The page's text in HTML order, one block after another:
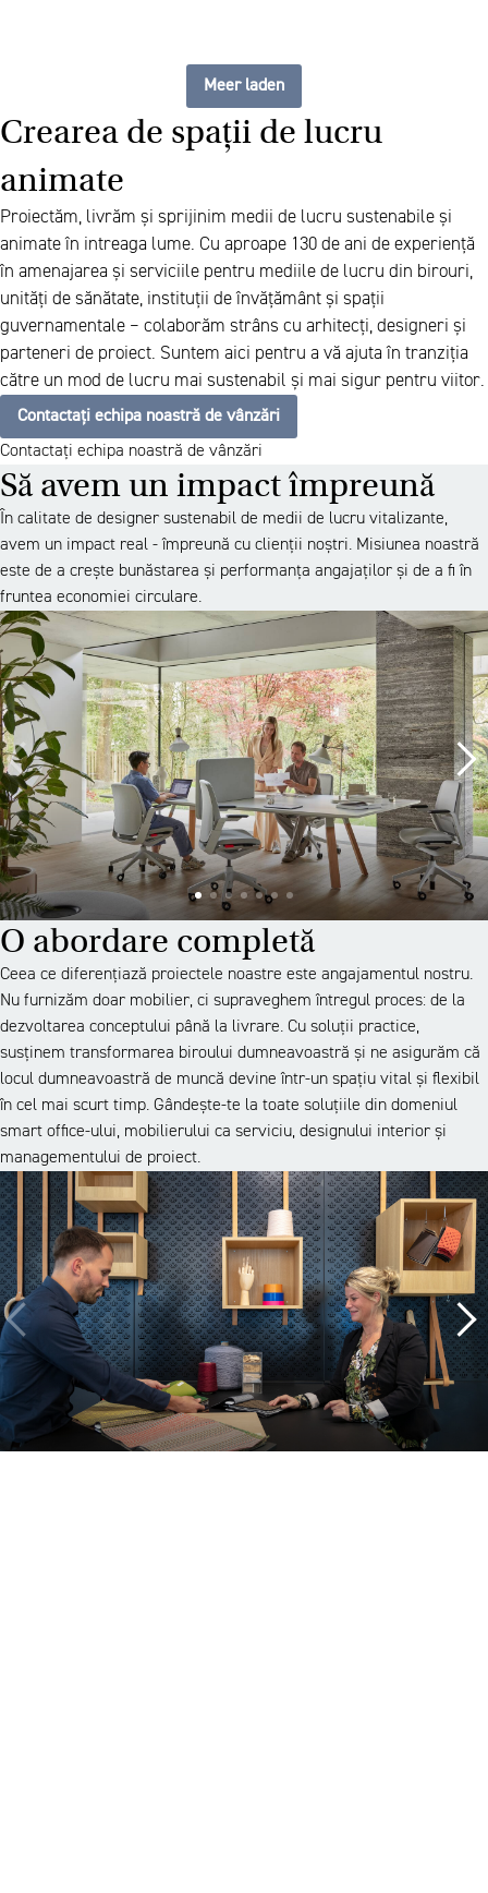
Meer laden
Crearea de spații de lucru
animate
Proiectăm, livrăm și sprijinim medii de lucru sustenabile și
animate în intreaga lume. Cu aproape 130 de ani de experiență
în amenajarea și serviciile pentru mediile de lucru din birouri,
unități de sănătate, instituții de învățământ și spații
guvernamentale – colaborăm strâns cu arhitecți, designeri și
parteneri de proiect. Suntem aici pentru a vă ajuta în tranziția
către un mod de lucru mai sustenabil și mai sigur pentru viitor.
Contactați echipa noastră de vânzări
Contactați echipa noastră de vânzări
Să avem un impact împreună
În calitate de designer sustenabil de medii de lucru vitalizante,
avem un impact real - împreună cu clienții noștri. Misiunea noastră
este de a crește bunăstarea și performanța angajaților și de a fi în
fruntea economiei circulare.
O abordare completă
Ceea ce diferențiază proiectele noastre este angajamentul nostru.
Nu furnizăm doar mobilier, ci supraveghem întregul proces: de la
dezvoltarea conceptului până la livrare. Cu soluții practice,
susținem transformarea biroului dumneavoastră și ne asigurăm că
locul dumneavoastră de muncă devine într-un spațiu vital și flexibil
în cel mai scurt timp. Gândește-te la toate soluțiile din domeniul
smart office-ului, mobilierului ca serviciu, designului interior și
managementului de proiect.